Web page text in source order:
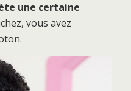
une certaine
vous avez